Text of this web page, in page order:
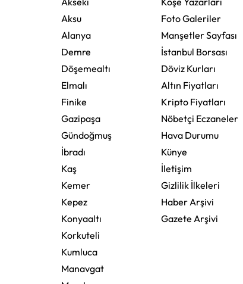
Aksu
Alanya
Demre
Döşemealtı
Elmalı
Finike
Gazipaşa
Gündoğmuş
İbradı
Kaş
Kemer
Kepez
Konyaaltı
Korkuteli
Kumluca
Manavgat
Foto Galeriler
Manşetler Sayfası
İstanbul Borsası
Döviz Kurları
Altın Fiyatları
Kripto Fiyatları
Nöbetçi Eczaneler
Hava Durumu
Künye
İletişim
Gizlilik İlkeleri
Haber Arşivi
Gazete Arşivi